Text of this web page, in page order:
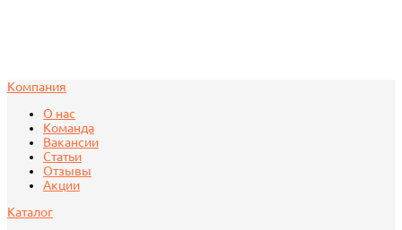
Компания
О нас
Команда
Вакансии
Статьи
Отзывы
Акции
Каталог